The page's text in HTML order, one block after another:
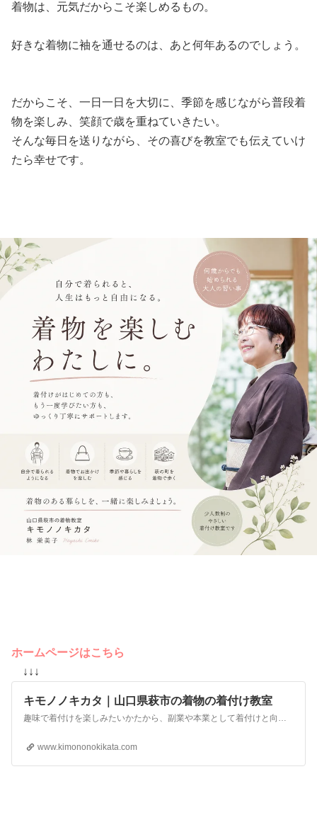
着物は、元気だからこそ楽しめるもの。
好きな着物に袖を通せるのは、あと何年あるのでしょう。
だからこそ、一日一日を大切に、季節を感じながら普段着
物を楽しみ、笑顔で歳を重ねていきたい。
そんな毎日を送りながら、その喜びを教室でも伝えていけ
たら幸せです。
ホームページはこちら
↓↓↓
キモノノキカタ｜山口県萩市の着物の着付け教室
趣味で着付けを楽しみたいかたから、副業や本業として着付けと向き合いたいかた、美容室や写真館などの事業者のかたまで、多様なニーズにお応えする着付け教室です。
www.kimononokikata.com